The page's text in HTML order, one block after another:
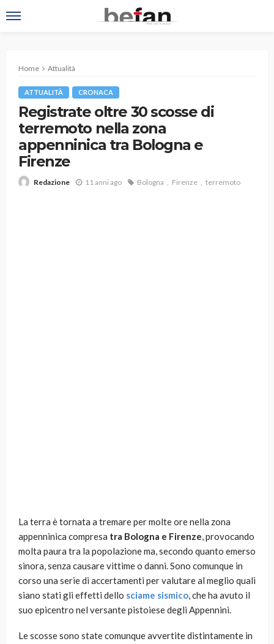
Home Attualità
ATTUALITÀ CRONACA
Registrate oltre 30 scosse di
terremoto nella zona
appenninica tra Bologna e
Firenze
Redazione 11 anni ago Bologna Firenze terremoto
La terra è tornata a tremare per molte ore nella zona
appenninica compresa tra Bologna e Firenze, provocando
molta paura tra la popolazione ma, secondo quanto emerso
sinora, senza causare vittime o danni. Sono comunque in
corso una serie di accertamenti per valutare al meglio quali
siano stati gli effetti dello sciame sismico, che ha avuto il
suo epicentro nel versante pistoiese degli Appennini.
Le scosse sono state comunque avvertite distintamente in